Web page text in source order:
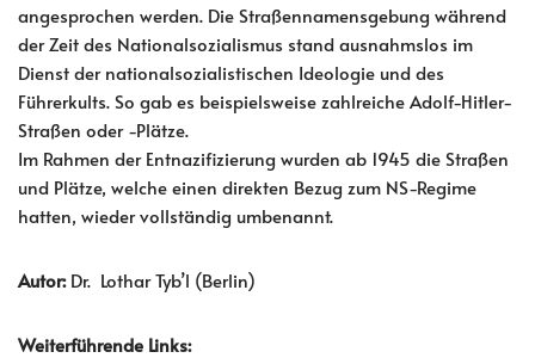
angesprochen werden. Die Straßennamensgebung während
der Zeit des Nationalsozialismus stand ausnahmslos im
Dienst der nationalsozialistischen Ideologie und des
Führerkults. So gab es beispielsweise zahlreiche Adolf-Hitler-
Straßen oder -Plätze.
Im Rahmen der Entnazifizierung wurden ab 1945 die Straßen
und Plätze, welche einen direkten Bezug zum NS-Regime
hatten, wieder vollständig umbenannt.
Autor:Dr. Lothar Tyb’l (Berlin)
Weiterführende Links: